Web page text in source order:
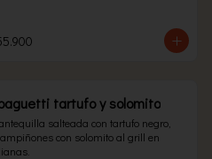
tartufo y solomito
salteada con tartufo negro,
con solomito al grill en